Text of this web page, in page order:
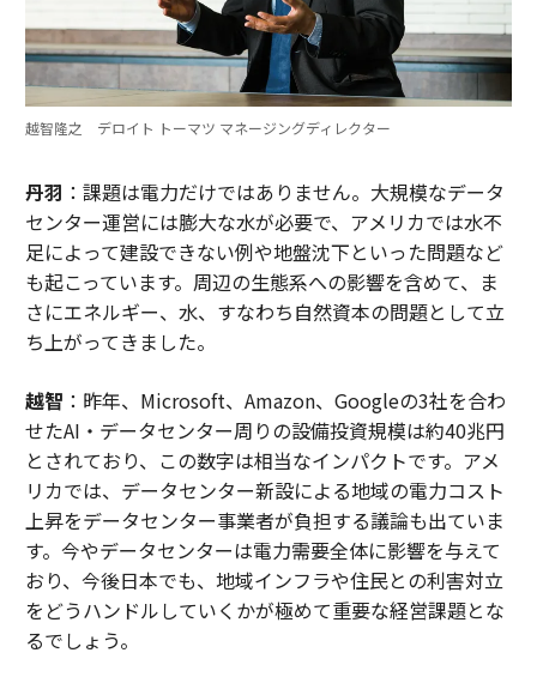
越智隆之 デロイト トーマツ マネージングディレクター
丹羽 ：課題は電力だけではありません。大規模なデータ
センター運営には膨大な水が必要で、アメリカでは水不
足によって建設できない例や地盤沈下といった問題など
も起こっています。周辺の生態系への影響を含めて、ま
さにエネルギー、水、すなわち自然資本の問題として立
ち上がってきました。
越智 ：昨年、Microsoft、Amazon、Googleの3社を合わ
せたAI・データセンター周りの設備投資規模は約40兆円
とされており、この数字は相当なインパクトです。アメ
リカでは、データセンター新設による地域の電力コスト
上昇をデータセンター事業者が負担する議論も出ていま
す。今やデータセンターは電力需要全体に影響を与えて
おり、今後日本でも、地域インフラや住民との利害対立
をどうハンドルしていくかが極めて重要な経営課題とな
るでしょう。